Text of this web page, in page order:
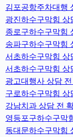
김포공항주차대행
광진하수구막힘 상
종로구하수구막힘
송파구하수구막힘
서초하수구막힘 상
서초하수구막힘 상
광고대행사 상담
구로하수구막힘 상
강남치과 상담 전
영등포구하수구막
동대문하수구막힘